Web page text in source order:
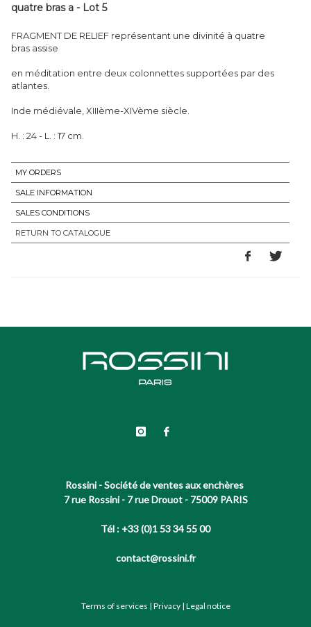
quatre bras a - Lot 5
FRAGMENT DE RELIEF représentant une divinité à quatre
bras assise
en méditation entre deux colonnettes supportées par des
atlantes.
Inde médiévale, XIIIème-XIVème siècle.
H. : 24 - L. : 17 cm.
MY ORDERS
SALE INFORMATION
SALES CONDITIONS
RETURN TO CATALOGUE
Rossini - Société de ventes aux enchères
7 rue Rossini - 7 rue Drouot - 75009 PARIS
Tél : +33 (0)1 53 34 55 00
contact@rossini.fr
Terms of services | Privacy| Legal notice